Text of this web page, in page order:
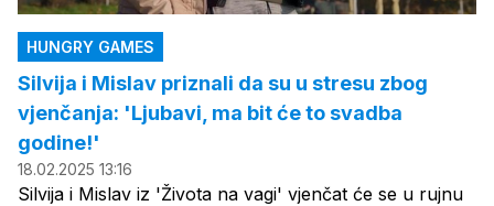
HUNGRY GAMES
Silvija i Mislav priznali da su u stresu zbog
vjenčanja: 'Ljubavi, ma bit će to svadba
godine!'
18.02.2025 13:16
Silvija i Mislav iz 'Života na vagi' vjenčat će se u rujnu